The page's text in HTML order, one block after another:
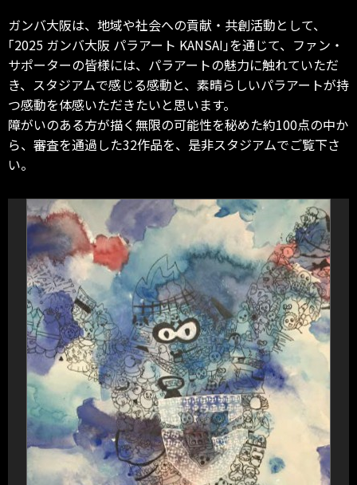
ガンバ大阪は、地域や社会への貢献・共創活動として、
｢2025 ガンバ大阪 パラアート KANSAI｣を通じて、ファン・
サポーターの皆様には、パラアートの魅力に触れていただ
き、スタジアムで感じる感動と、素晴らしいパラアートが持
つ感動を体感いただきたいと思います。
障がいのある方が描く無限の可能性を秘めた約100点の中か
ら、審査を通過した32作品を、是非スタジアムでご覧下さ
い。